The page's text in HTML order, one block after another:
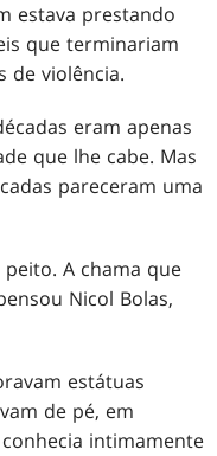
estava prestando
que terminariam
de violência.
eram apenas
que lhe cabe. Mas
pareceram uma
A chama que
Nicol Bolas,
estátuas
de pé, em
intimamente